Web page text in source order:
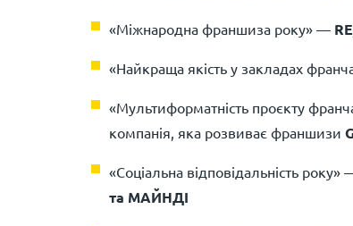
«Міжнародна франшиза року» —
«Найкраща якість у закладах
«Мультиформатність проєкту
компанія, яка розвиває франшизи
«Соціальна відповідальність
та МАЙНДІ